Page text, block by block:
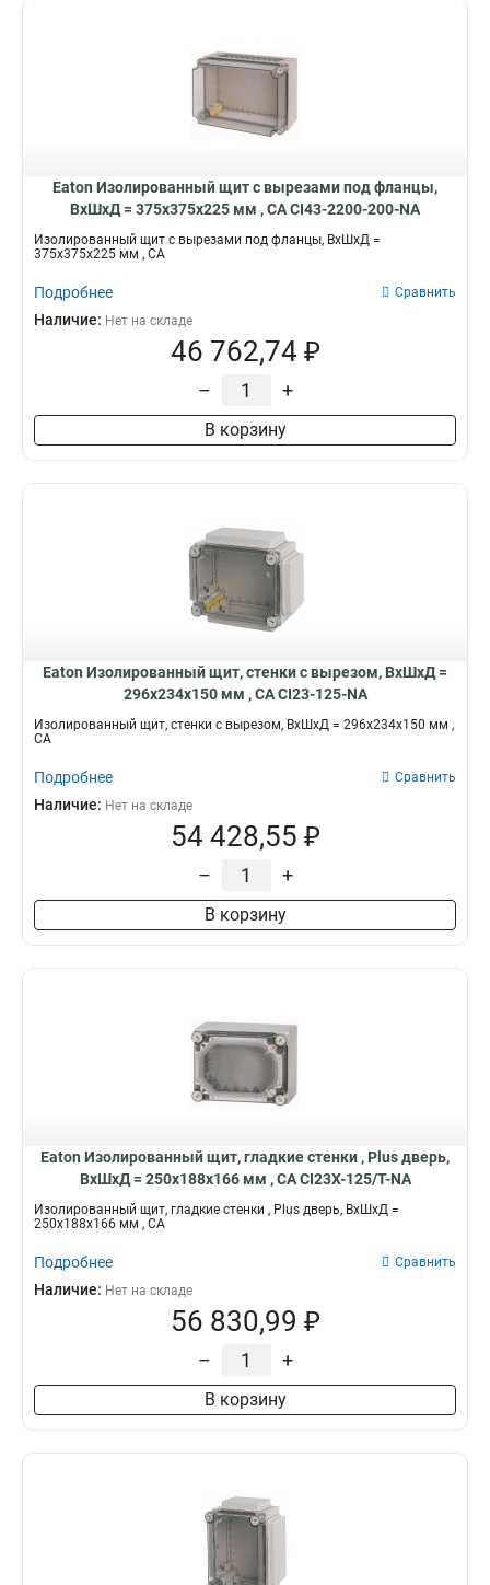
Eaton Изолированный щит с вырезами под фланцы,
ВхШхД = 375x375x225 мм , СА CI43-2200-200-NA
Изолированный щит с вырезами под фланцы, ВхШхД =
375x375x225 мм , СА
Подробнее Сравнить
Наличие: Нет на складе
46 762,74 ₽
– +
В корзину
Eaton Изолированный щит, стенки с вырезом, ВхШхД =
296x234x150 мм , СА CI23-125-NA
Изолированный щит, стенки с вырезом, ВхШхД = 296x234x150 мм ,
СА
Подробнее Сравнить
Наличие: Нет на складе
54 428,55 ₽
– +
В корзину
Eaton Изолированный щит, гладкие стенки , Plus дверь,
ВхШхД = 250x188x166 мм , СА CI23X-125/T-NA
Изолированный щит, гладкие стенки , Plus дверь, ВхШхД =
250x188x166 мм , СА
Подробнее Сравнить
Наличие: Нет на складе
56 830,99 ₽
– +
В корзину